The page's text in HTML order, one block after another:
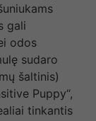
gali
odos
sudaro
šaltinis)
Puppy“,
tinkantis